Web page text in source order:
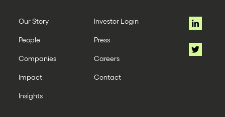
Our Story
People
Companies
Impact
Insights
Investor Login
Press
Careers
Contact